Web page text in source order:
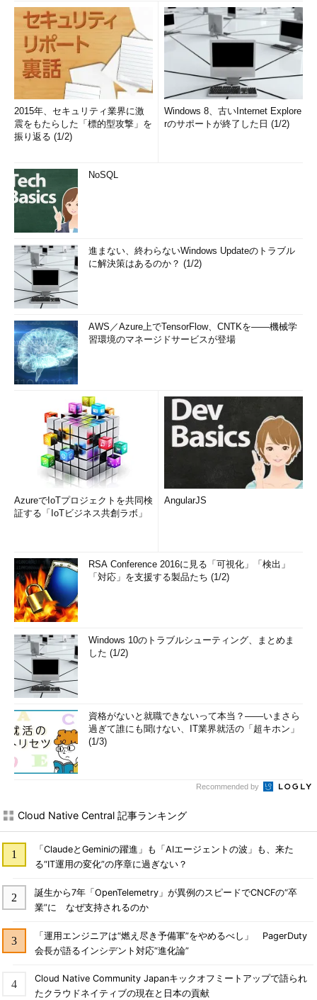
2015年、セキュリティ業界に激
震をもたらした「標的型攻撃」を
振り返る (1/2)
Windows 8、古いInternet Explore
rのサポートが終了した日 (1/2)
NoSQL
進まない、終わらないWindows Updateのトラブル
に解決策はあるのか？ (1/2)
AWS／Azure上でTensorFlow、CNTKを――機械学
習環境のマネージドサービスが登場
AzureでIoTプロジェクトを共同検
証する「IoTビジネス共創ラボ」
AngularJS
RSA Conference 2016に見る「可視化」「検出」
「対応」を支援する製品たち (1/2)
Windows 10のトラブルシューティング、まとめま
した (1/2)
資格がないと就職できないって本当？――いまさら
過ぎて誰にも聞けない、IT業界就活の「超キホン」
(1/3)
Recommended by
Cloud Native Central 記事ランキング
「ClaudeとGeminiの躍進」も「AIエージェントの波」も、来た
る“IT運用の変化”の序章に過ぎない？
誕生から7年「OpenTelemetry」が異例のスピードでCNCFの“卒
業”に なぜ支持されるのか
「運用エンジニアは“燃え尽き予備軍”をやめるべし」 PagerDuty
会長が語るインシデント対応“進化論”
Cloud Native Community Japanキックオフミートアップで語られ
たクラウドネイティブの現在と日本の貢献